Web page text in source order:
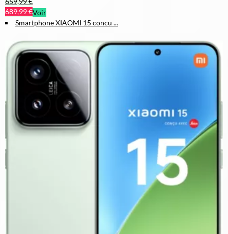
689,99 €Voir
Smartphone XIAOMI 15 concu ...